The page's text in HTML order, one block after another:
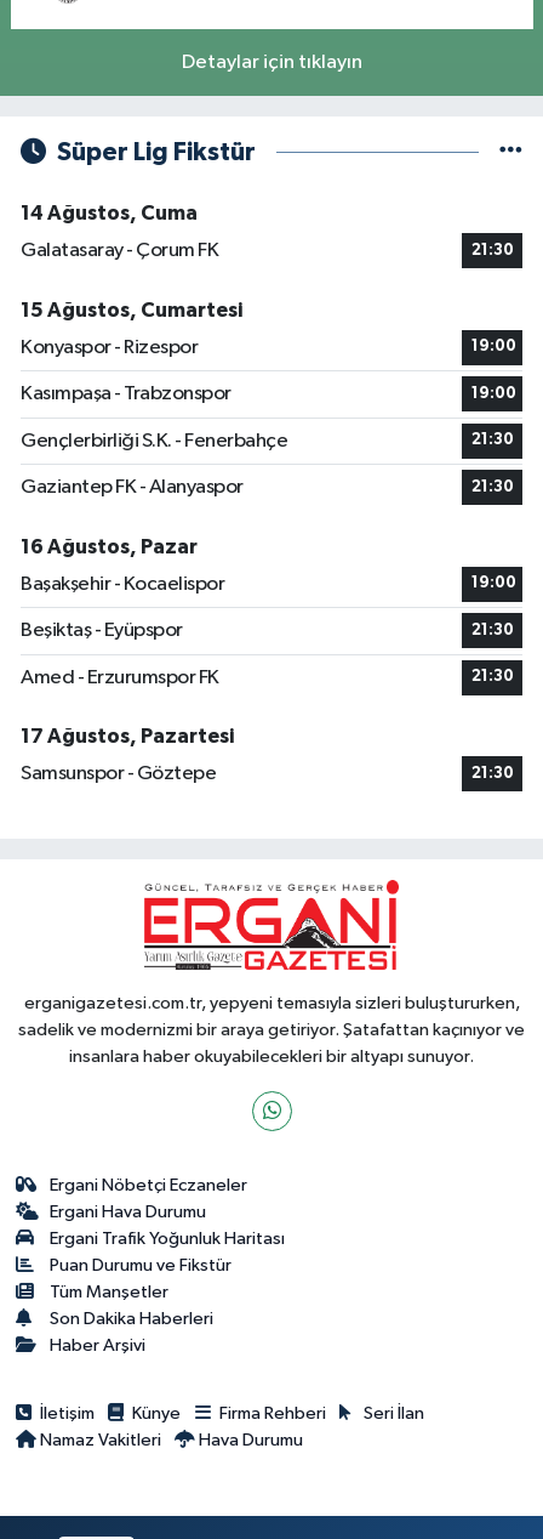
Detaylar için tıklayın
Süper Lig Fikstür
14 Ağustos, Cuma
Galatasaray - Çorum FK
21:30
15 Ağustos, Cumartesi
Konyaspor - Rizespor
19:00
Kasımpaşa - Trabzonspor 19:00
Gençlerbirliği S.K. - Fenerbahçe 21:30
Gaziantep FK - Alanyaspor 21:30
16 Ağustos, Pazar
Başakşehir - Kocaelispor
19:00
Beşiktaş - Eyüpspor 21:30
Amed - Erzurumspor FK 21:30
17 Ağustos, Pazartesi
Samsunspor - Göztepe
21:30
erganigazetesi.com.tr, yepyeni temasıyla sizleri buluştururken,
sadelik ve modernizmi bir araya getiriyor. Şatafattan kaçınıyor ve
insanlara haber okuyabilecekleri bir altyapı sunuyor.
Ergani Nöbetçi Eczaneler
Ergani Hava Durumu
Ergani Trafik Yoğunluk Haritası
Puan Durumu ve Fikstür
Tüm Manşetler
Son Dakika Haberleri
Haber Arşivi
İletişim Künye Firma Rehberi
Seri İlan
Namaz Vakitleri
Hava Durumu